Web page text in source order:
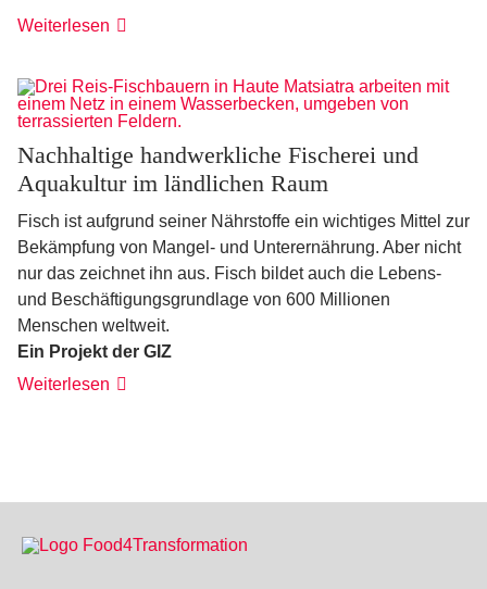
Weiterlesen
Nachhaltige handwerkliche Fischerei und
Aquakultur im ländlichen Raum
Fisch ist aufgrund seiner Nährstoffe ein wichtiges Mittel zur
Bekämpfung von Mangel- und Unterernährung. Aber nicht
nur das zeichnet ihn aus. Fisch bildet auch die Lebens-
und Beschäftigungsgrundlage von 600 Millionen
Menschen weltweit.
Ein Projekt der GIZ
Weiterlesen